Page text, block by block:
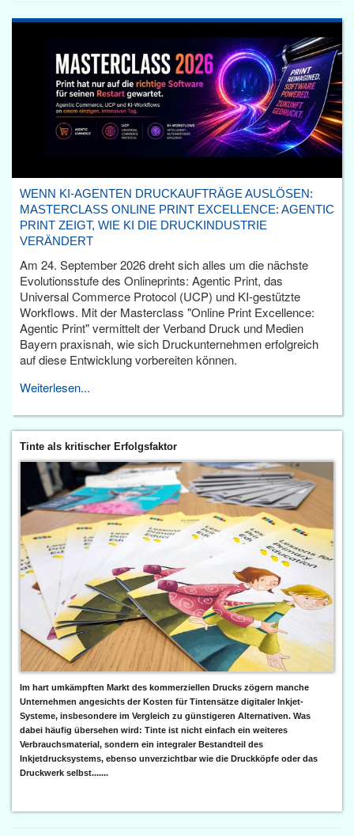
WENN KI-AGENTEN DRUCKAUFTRÄGE AUSLÖSEN:
MASTERCLASS ONLINE PRINT EXCELLENCE: AGENTIC
PRINT ZEIGT, WIE KI DIE DRUCKINDUSTRIE
VERÄNDERT
Am 24. September 2026 dreht sich alles um die nächste
Evolutionsstufe des Onlineprints: Agentic Print, das
Universal Commerce Protocol (UCP) und KI-gestützte
Workflows. Mit der Masterclass "Online Print Excellence:
Agentic Print" vermittelt der Verband Druck und Medien
Bayern praxisnah, wie sich Druckunternehmen erfolgreich
auf diese Entwicklung vorbereiten können.
Weiterlesen...
Tinte als kritischer Erfolgsfaktor
Im hart umkämpften Markt des kommerziellen Drucks zögern manche
Unternehmen angesichts der Kosten für Tintensätze digitaler Inkjet-
Systeme, insbesondere im Vergleich zu günstigeren Alternativen. Was
dabei häufig übersehen wird: Tinte ist nicht einfach ein weiteres
Verbrauchsmaterial, sondern ein integraler Bestandteil des
Inkjetdrucksystems, ebenso unverzichtbar wie die Druckköpfe oder das
Druckwerk selbst.......